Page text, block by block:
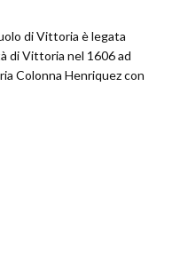
di Vittoria è legata
di Vittoria nel 1606 ad
Colonna Henriquez con